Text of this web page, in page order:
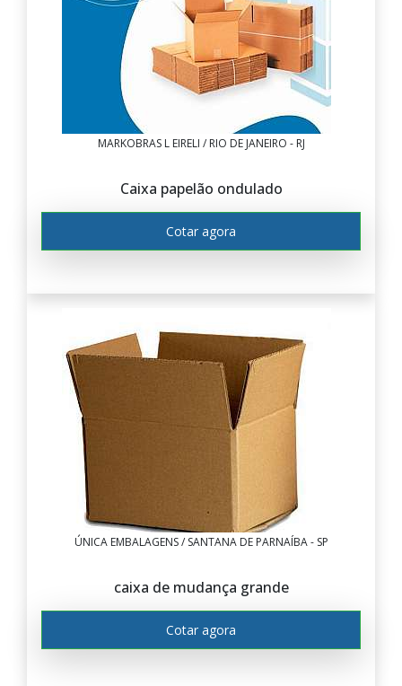
MARKOBRAS L EIRELI / RIO DE JANEIRO - RJ
Caixa papelão ondulado
Cotar agora
ÚNICA EMBALAGENS / SANTANA DE PARNAÍBA - SP
caixa de mudança grande
Cotar agora